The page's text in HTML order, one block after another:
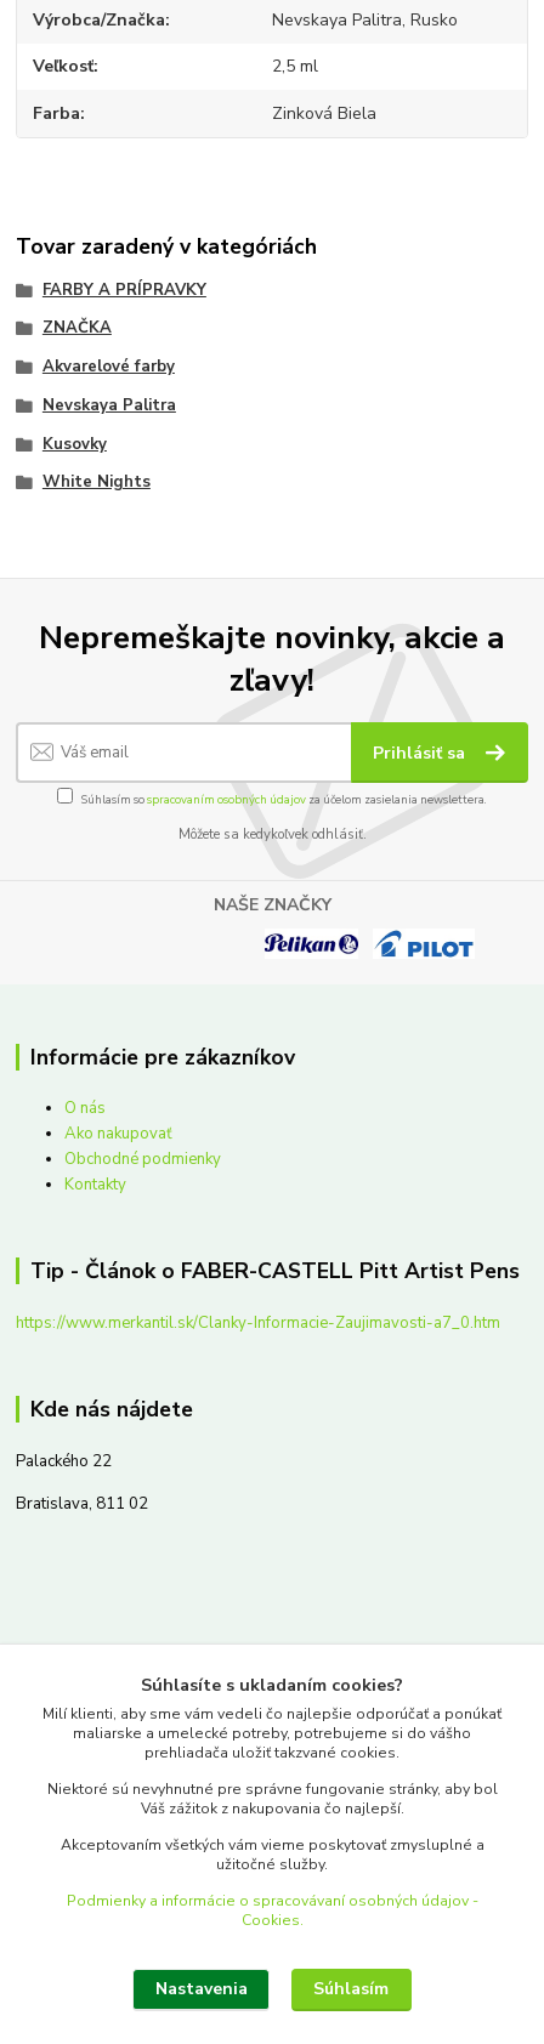
Výrobca/Značka Nevskaya Palitra, Rusko
Veľkosť 2,5 ml
Farba Zinková Biela
Tovar zaradený v kategóriách
FARBY A PRÍPRAVKY
ZNAČKA
Akvarelové farby
Nevskaya Palitra
Kusovky
White Nights
Nepremeškajte novinky, akcie a
zľavy!
Prihlásiť sa
Súhlasím sospracovaním osobných údajov za účelom zasielania newslettera.
Môžete sa kedykoľvek odhlásiť.
NAŠE ZNAČKY
Informácie pre zákazníkov
O nás
Ako nakupovať
Obchodné podmienky
Kontakty
Tip - Článok o FABER-CASTELL Pitt Artist Pens
https://www.merkantil.sk/Clanky-Informacie-Zaujimavosti-a7_0.htm
Kde nás nájdete
Palackého 22
Bratislava, 811 02
www.merkantil.sk
Pondelok-Piatok: 9.00-17.00hod.
objednavky@merkantil-obchod.sk
Upraviť zber cookies.
Súhlasíte s ukladaním cookies?
Milí klienti, aby sme vám vedeli čo najlepšie odporúčať a ponúkať
maliarske a umelecké potreby, potrebujeme si do vášho
prehliadača uložiť takzvané cookies.
Niektoré sú nevyhnutné pre správne fungovanie stránky, aby bol
Váš zážitok z nakupovania čo najlepší.
Akceptovaním všetkých vám vieme poskytovať zmysluplné a
užitočné služby.
Podmienky a informácie o spracovávaní osobných údajov -
Cookies.
Nastavenia Súhlasím